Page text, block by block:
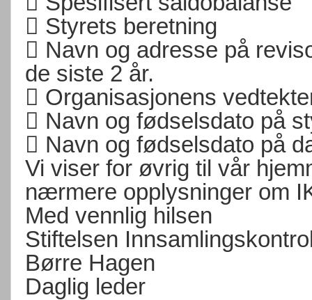
 Styrets beretning
 Navn og adresse på
de siste 2 år.
 Organisasjonens
 Navn og fødselsdato på
 Navn og fødselsdato på
Vi viser for øvrig til vår
nærmere opplysninger om
Med vennlig hilsen
Stiftelsen
Børre Hagen
Daglig leder